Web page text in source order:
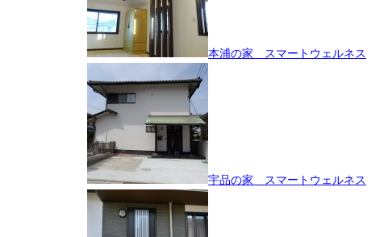
本浦の家 スマートウェルネス
宇品の家 スマートウェルネス